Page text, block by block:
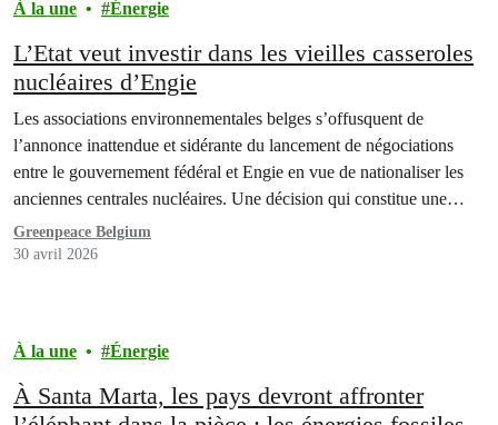
À la une Énergie
L’Etat veut investir dans les vieilles casseroles
nucléaires d’Engie
Les associations environnementales belges s’offusquent de
l’annonce inattendue et sidérante du lancement de négociations
entre le gouvernement fédéral et Engie en vue de nationaliser les
anciennes centrales nucléaires. Une décision qui constitue une
mauvaise nouvelle à la fois pour la transition énergétique, le climat,
mais aussi pour le contribuable.
Greenpeace Belgium
30 avril 2026
À la une Énergie
À Santa Marta, les pays devront affronter